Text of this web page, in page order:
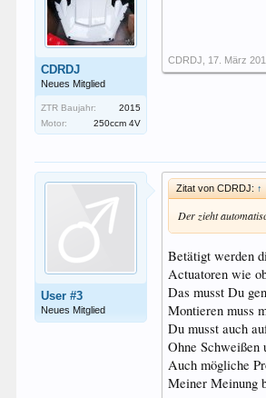
CDRDJ
Neues Mitglied
ZTR Baujahr:
2015
Motor:
250ccm 4V
CDRDJ 17. März
User #3
Neues Mitglied
Zitat von CDRDJ: ↑
Der zieht
Betätigt werden
Actuatoren wie
Das musst Du
Montieren muss
Du musst auch
Ohne Schweißen
Auch mögliche
Meiner Meinung